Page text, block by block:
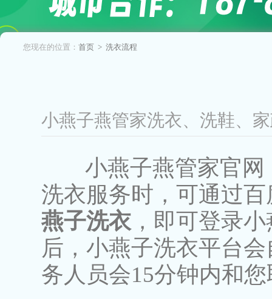
您现在的位置： 首页 > 洗衣流程
小燕子燕管家洗衣、洗鞋
小燕子燕管家官网
洗衣服务时，可通过
燕子洗衣，即可登录
后，小燕子洗衣平台
务人员会15分钟内和